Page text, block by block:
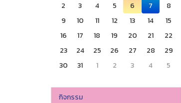
2
3 4 5 6 7
8
9
10 11 12 13 14
15
16
17 18 19 20 21
22
23
24 25 26 27 28
29
30
31 1 2 3 4 5
กิจกรรม